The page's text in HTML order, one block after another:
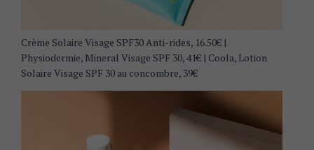
Crème Solaire Visage SPF30 Anti-rides, 16.50€ |
Physiodermie, Mineral Visage SPF 30, 41€ | Coola, Lotion
Solaire Visage SPF 30 au concombre, 39€